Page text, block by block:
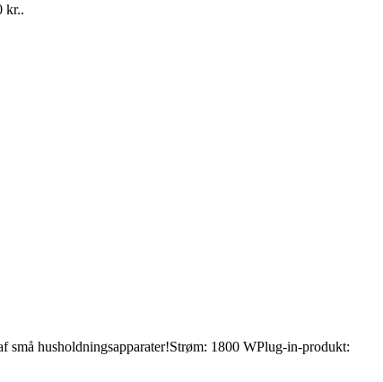
kr..
husholdningsapparater!Strøm: 1800 WPlug-in-produkt: